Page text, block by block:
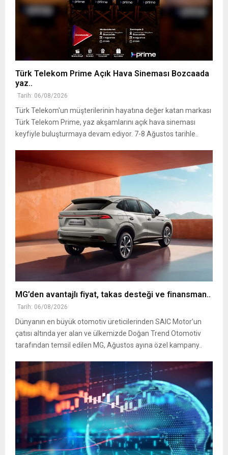
Türk Telekom Prime Açık Hava Sineması Bozcaada
yaz..
Tarih: 06/08/2026
Türk Telekom'un müşterilerinin hayatına değer katan markası
Türk Telekom Prime, yaz akşamlarını açık hava sineması
keyfiyle buluşturmaya devam ediyor. 7-8 Ağustos tarihle..
MG’den avantajlı fiyat, takas desteği ve finansman..
Tarih: 06/08/2026
Dünyanın en büyük otomotiv üreticilerinden SAIC Motor’un
çatısı altında yer alan ve ülkemizde Doğan Trend Otomotiv
tarafından temsil edilen MG, Ağustos ayına özel kampany..